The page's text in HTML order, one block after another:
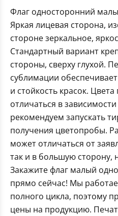
Флаг односторонний
Яркая лицевая сторона,
стороне зеркальное,
Стандартный вариант
стороны, сверху глухой.
сублимации
и стойкость красок.
отличаться в
рекомендуем запускать
получения цветопробы.
может отличаться от
так и в большую сторону,
Закажите флаг малый
прямо сейчас! Мы
полного цикла, поэтому
цены на продукцию.